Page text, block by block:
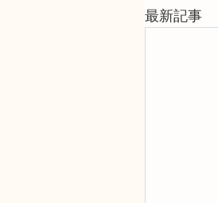
最新記事